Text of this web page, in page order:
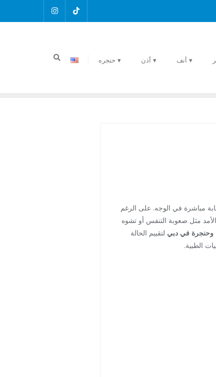
▾ أنف ▾ أذن ▾ حنجره
مباشرة في الوجه. على الرغم
مثل صعوبة التنفس أو تشوه
وحنجرة في دبي لتقييم الحالة
الطبية.